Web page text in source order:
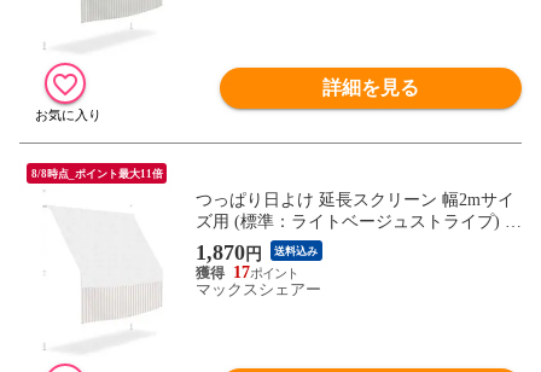
詳細を見る
8/8時点_ポイント最大11倍
つっぱり日よけ 延長スクリーン 幅2mサイ
ズ用 (標準：ライトベージュストライプ) 長
さ80cm つっぱり日よけスクリーン サンシ
ェード シェード オーニング ※延長用スク
リーンのみ/日よけ本体別売 送料無料
1,870円 送料込み
17
マックスシェアー